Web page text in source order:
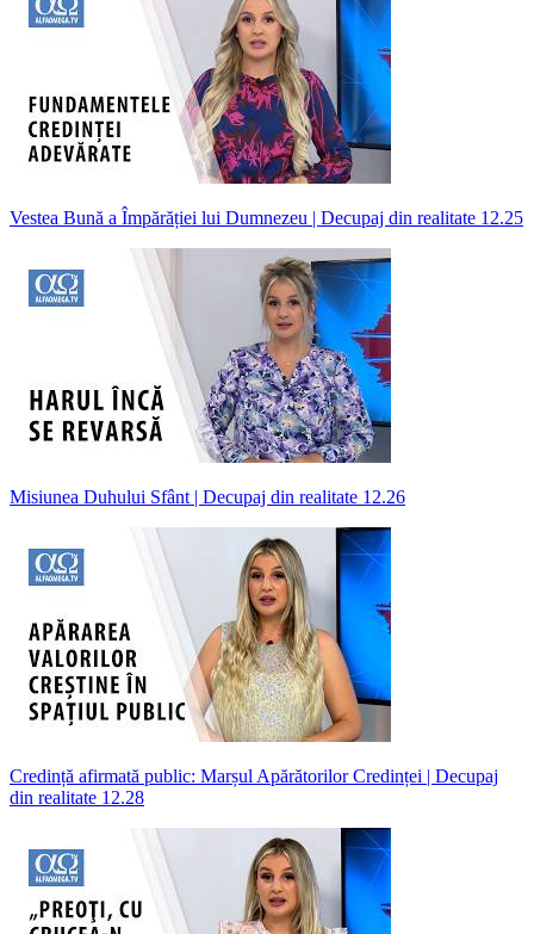
Vestea Bună a Împărăției lui Dumnezeu | Decupaj din realitate 12.25
Misiunea Duhului Sfânt | Decupaj din realitate 12.26
Credință afirmată public: Marșul Apărătorilor Credinței | Decupaj
din realitate 12.28